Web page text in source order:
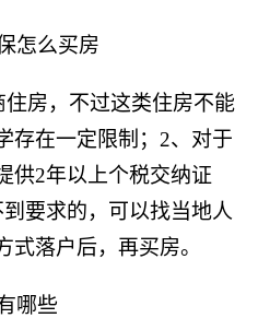
怎么买房
房，不过这类住房不能
存在一定限制；2、对于
供2年以上个税交纳证
要求的，可以找当地人
落户后，再买房。
哪些